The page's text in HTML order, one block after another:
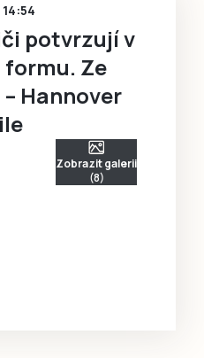
potvrzují v
formu. Ze
Hannover
Zobrazit galerii
(8)